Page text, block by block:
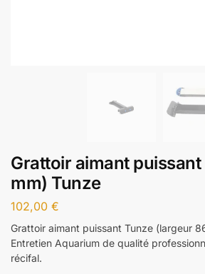
Grattoir aimant
mm) Tunze
102,00 €
Grattoir aimant puissant Tunze (largeur
Entretien Aquarium de qualité
récifal.